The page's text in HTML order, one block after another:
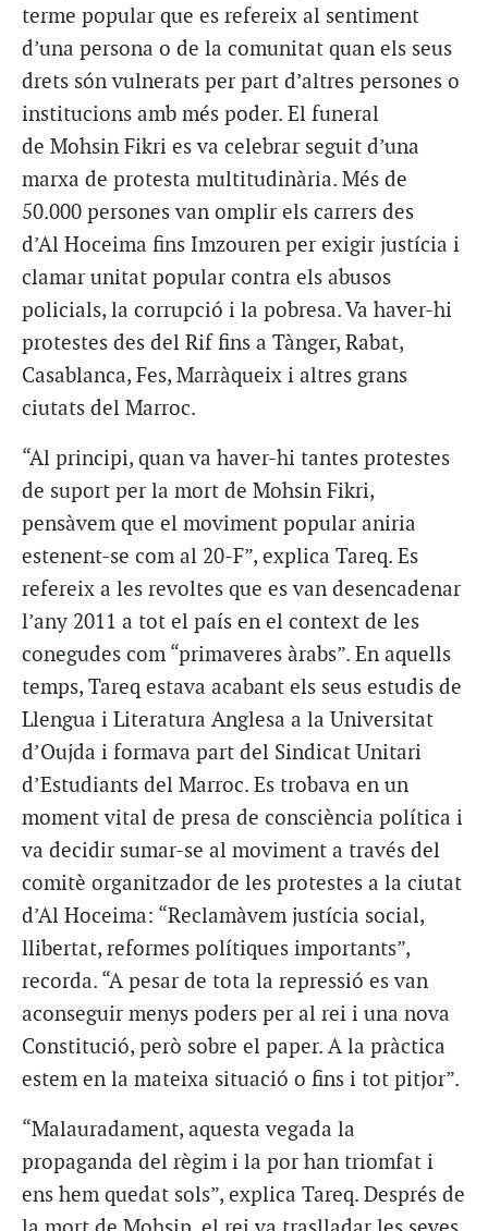
terme popular que es refereix al sentiment
d’una persona o de la comunitat quan els seus
drets són vulnerats per part d’altres persones o
institucions amb més poder. El funeral
de Mohsin Fikri es va celebrar seguit d’una
marxa de protesta multitudinària. Més de
50.000 persones van omplir els carrers des
d’Al Hoceima fins Imzouren per exigir justícia i
clamar unitat popular contra els abusos
policials, la corrupció i la pobresa. Va haver-hi
protestes des del Rif fins a Tànger, Rabat,
Casablanca, Fes, Marràqueix i altres grans
ciutats del Marroc.
“Al principi, quan va haver-hi tantes protestes
de suport per la mort de Mohsin Fikri,
pensàvem que el moviment popular aniria
estenent-se com al 20-F”, explica Tareq. Es
refereix a les revoltes que es van desencadenar
l’any 2011 a tot el país en el context de les
conegudes com “primaveres àrabs”. En aquells
temps, Tareq estava acabant els seus estudis de
Llengua i Literatura Anglesa a la Universitat
d’Oujda i formava part del Sindicat Unitari
d’Estudiants del Marroc. Es trobava en un
moment vital de presa de consciència política i
va decidir sumar-se al moviment a través del
comitè organitzador de les protestes a la ciutat
d’Al Hoceima: “Reclamàvem justícia social,
llibertat, reformes polítiques importants”,
recorda. “A pesar de tota la repressió es van
aconseguir menys poders per al rei i una nova
Constitució, però sobre el paper. A la pràctica
estem en la mateixa situació o fins i tot pitjor”.
“Malauradament, aquesta vegada la
propaganda del règim i la por han triomfat i
ens hem quedat sols”, explica Tareq. Després de